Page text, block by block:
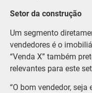
Setor da construção
Um segmento
vendedores é o
“Venda X” também
relevantes para este
“O bom vendedor,